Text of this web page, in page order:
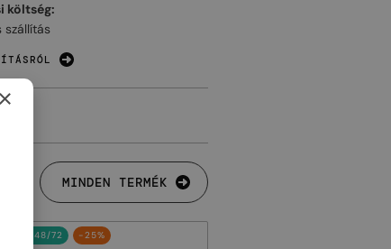
költség:
szállítás
MINDEN TERMÉK
48/72 -25%
×